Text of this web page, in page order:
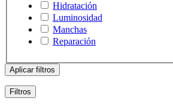
Hidratación
Luminosidad
Manchas
Reparación
Aplicar filtros
Filtros